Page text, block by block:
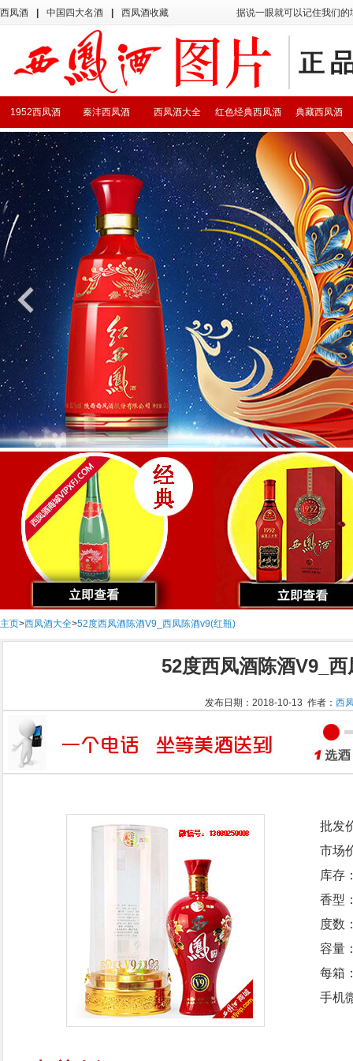
西凤酒 中国四大名酒 西凤酒收藏 据说一眼就可以记住我们
典藏西凤酒
红色经典西凤酒
西凤酒大全
秦沣西凤酒
1952西凤酒
主页>西凤酒大全>52度西凤酒陈酒V9_西凤陈酒v9(红瓶)
52度西凤酒陈酒V9_
发布日期：2018-10-13 作者： 西
批发
市场
库存
香型
度数
容量
每箱
手机